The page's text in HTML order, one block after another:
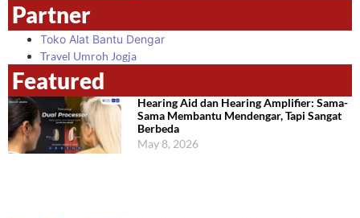
Partner
Toko Alat Bantu Dengar
Travel Umroh Jogja
Featured
Hearing Aid dan Hearing Amplifier: Sama-
Sama Membantu Mendengar, Tapi Sangat
Berbeda
May 8, 2026